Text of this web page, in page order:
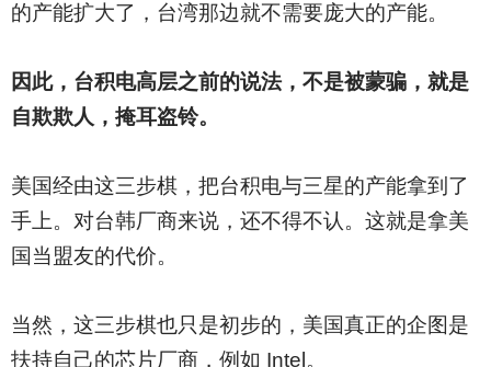
的产能扩大了，台湾那边就不需要庞大的产能。
因此，台积电高层之前的说法，不是被蒙骗，就是
自欺欺人，掩耳盗铃。
美国经由这三步棋，把台积电与三星的产能拿到了
手上。对台韩厂商来说，还不得不认。这就是拿美
国当盟友的代价。
当然，这三步棋也只是初步的，美国真正的企图是
扶持自己的芯片厂商，例如 Intel。